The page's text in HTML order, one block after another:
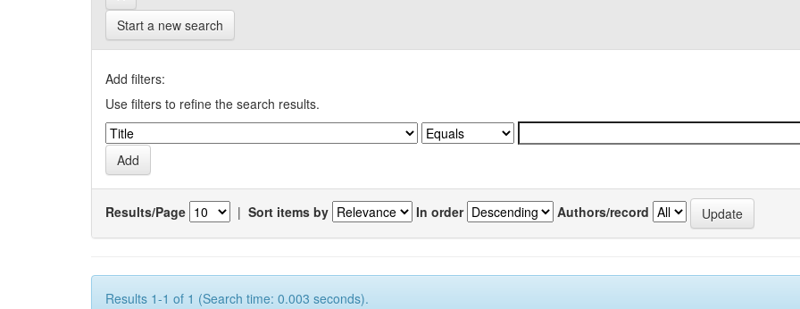
Start a new search
Add filters:
Use filters to refine the search results.
Results/Page | Sort items by In order Authors/record
Results 1-1 of 1 (Search time: 0.003 seconds).